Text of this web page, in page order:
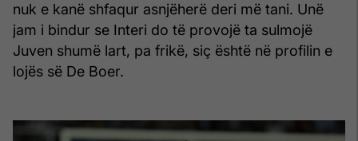
nuk e kanë shfaqur asnjëherë deri më tani. Unë
jam i bindur se Interi do të provojë ta sulmojë
Juven shumë lart, pa frikë, siç është në profilin e
lojës së De Boer.